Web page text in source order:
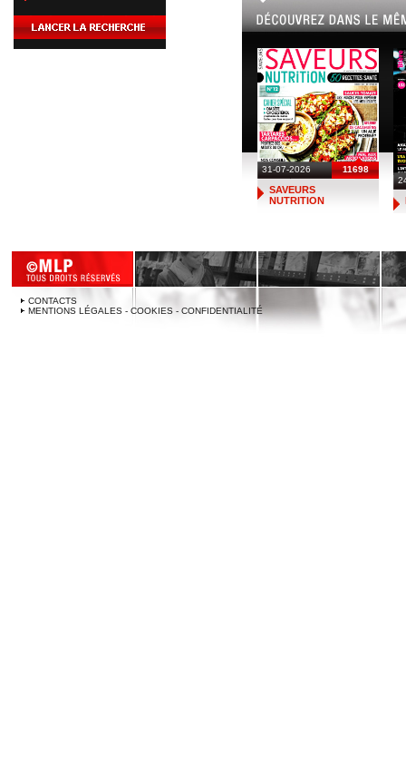
31-07-2026 11698
SAVEURS
NUTRITION
CONTACTS
MENTIONS LÉGALES - COOKIES - CONFIDENTIALITÉ